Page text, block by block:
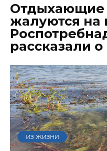
Отдыхающие
жалуются на
рассказали
ИЗ ЖИЗНИ